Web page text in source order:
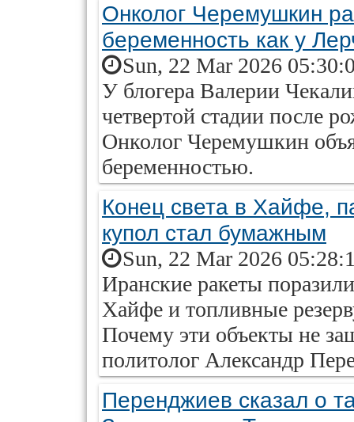
Онколог Черемушкин
беременность как у
Sun, 22 Mar 2026
У блогера Валерии
четвертой стадии после
Онколог Черемушкин
беременностью.
Конец света в Хайфе,
купол стал бумажным
Sun, 22 Mar 2026
Иранские ракеты
Хайфе и топливные
Почему эти объекты не
политолог Александр
Перенджиев сказал о